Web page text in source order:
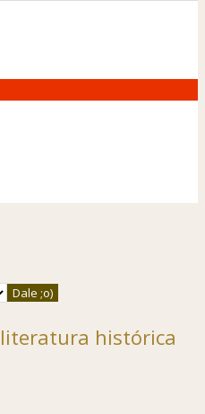
histórica